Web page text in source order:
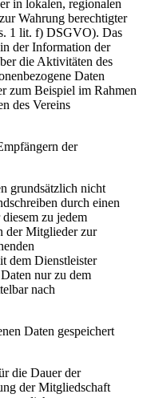
in lokalen, regionalen
Wahrung berechtigter
1 lit. f) DSGVO). Das
der Information der
die Aktivitäten des
Daten
zum Beispiel im Rahmen
des Vereins
der
grundsätzlich nicht
durch einen
zu jedem
der Mitglieder zur
dem Dienstleister
nur zu dem
nach
Daten gespeichert
die Dauer der
der Mitgliedschaft